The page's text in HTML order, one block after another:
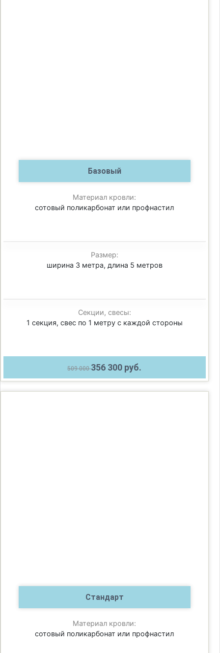
Базовый
Материал кровли:
сотовый поликарбонат или профнастил
Размер:
ширина 3 метра, длина 5 метров
Секции, свесы:
1 секция, свес по 1 метру с каждой стороны
509 000356 300 руб.
Стандарт
Материал кровли:
сотовый поликарбонат или профнастил